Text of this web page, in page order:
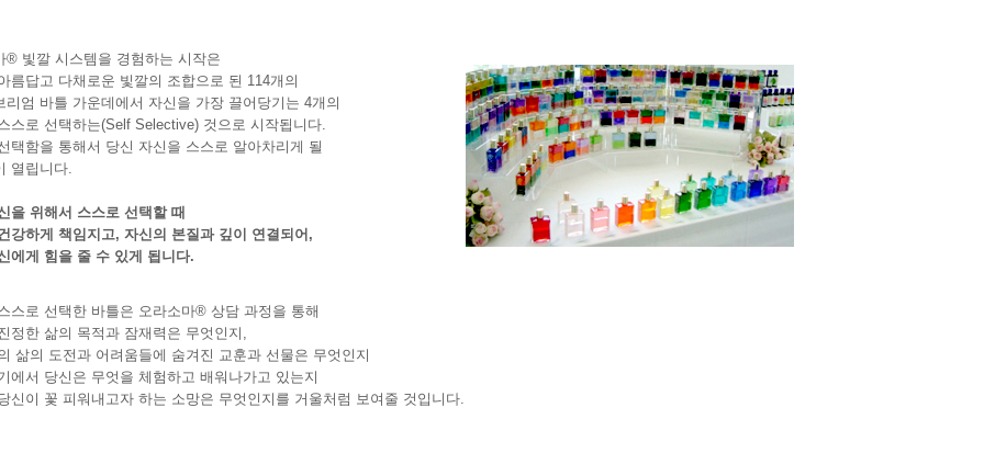
® 빛깔 시스템을 경험하는 시작은
름답고 다채로운 빛깔의 조합으로 된 114개의
리엄 바틀 가운데에서 자신을 가장 끌어당기는 4개의
스로 선택하는(Self Selective) 것으로 시작됩니다.
택함을 통해서 당신 자신을 스스로 알아차리게 될
열립니다.
을 위해서 스스로 선택할 때
강하게 책임지고, 자신의 본질과 깊이 연결되어,
에게 힘을 줄 수 있게 됩니다.
스로 선택한 바틀은 오라소마® 상담 과정을 통해
정한 삶의 목적과 잠재력은 무엇인지,
삶의 도전과 어려움들에 숨겨진 교훈과 선물은 무엇인지
에서 당신은 무엇을 체험하고 배워나가고 있는지
신이 꽃 피워내고자 하는 소망은 무엇인지를 거울처럼 보여줄 것입니다.